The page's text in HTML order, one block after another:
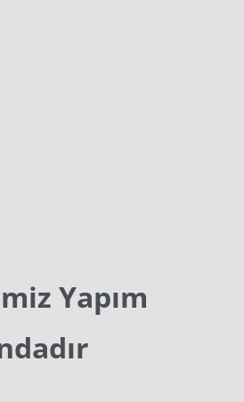
Yapım